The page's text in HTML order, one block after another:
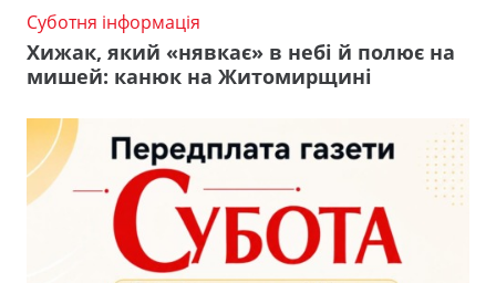
Суботня інформація
Хижак, який «нявкає» в небі й полює на
мишей: канюк на Житомирщині